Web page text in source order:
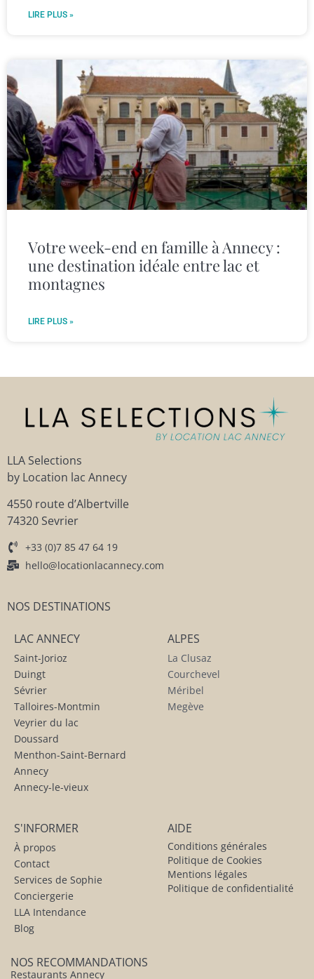
LIRE PLUS »
Votre week-end en famille à Annecy :
une destination idéale entre lac et
montagnes
LIRE PLUS »
LLA Selections
by Location lac Annecy
4550 route d’Albertville
74320 Sevrier
+33 (0)7 85 47 64 19
hello@locationlacannecy.com
NOS DESTINATIONS
LAC ANNECY
Saint-Jorioz
Duingt
Sévrier
Talloires-Montmin
Veyrier du lac
Doussard
Menthon-Saint-Bernard
Annecy
Annecy-le-vieux
ALPES
La Clusaz
Courchevel
Méribel
Megève
S'INFORMER
À propos
Contact
Services de Sophie
Conciergerie
LLA Intendance
Blog
AIDE
Conditions générales
Politique de Cookies
Mentions légales
Politique de confidentialité
NOS RECOMMANDATIONS
Restaurants Annecy